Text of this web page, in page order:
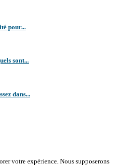
pour...
sont...
dans...
votre expérience. Nous supposerons